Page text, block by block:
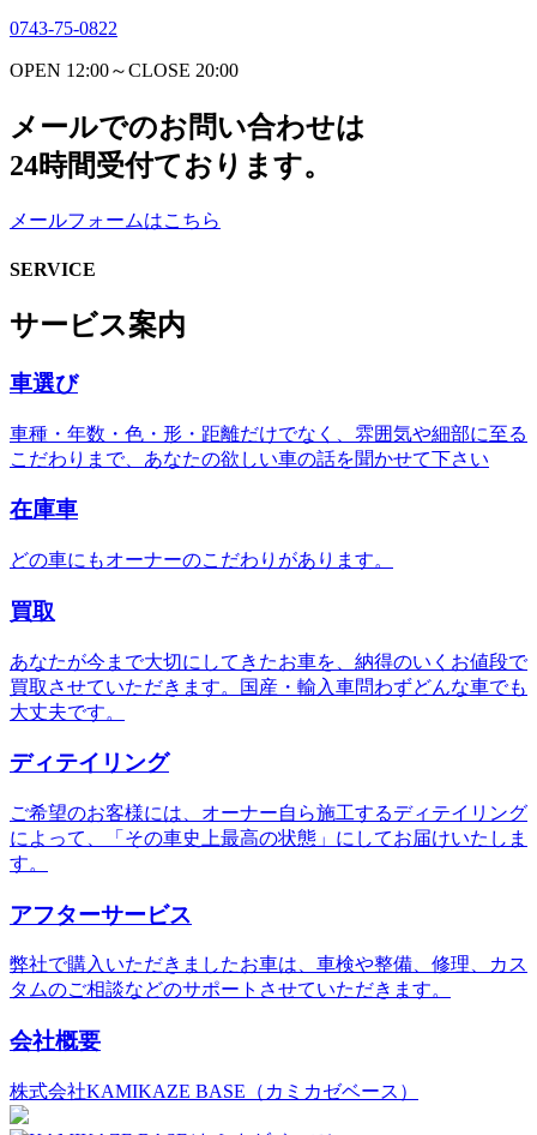
0743-75-0822
OPEN 12:00～CLOSE 20:00
メールでのお問い合わせは
24時間受付ております。
メールフォームはこちら
SERVICE
サービス案内
車選び
車種・年数・色・形・距離だけでなく、雰囲気や細部に至る
こだわりまで、あなたの欲しい車の話を聞かせて下さい
在庫車
どの車にもオーナーのこだわりがあります。
買取
あなたが今まで大切にしてきたお車を、納得のいくお値段で
買取させていただきます。国産・輸入車問わずどんな車でも
大丈夫です。
ディテイリング
ご希望のお客様には、オーナー自ら施工するディテイリング
によって、「その車史上最高の状態」にしてお届けいたしま
す。
アフターサービス
弊社で購入いただきましたお車は、車検や整備、修理、カス
タムのご相談などのサポートさせていただきます。
会社概要
株式会社KAMIKAZE BASE（カミカゼベース）